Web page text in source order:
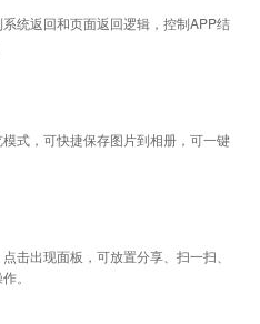
统返回和页面返回逻辑，控制APP结
式，可快捷保存图片到相册，可一键
击出现面板，可放置分享、扫一扫、
。